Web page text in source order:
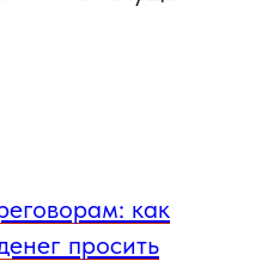
как
просить